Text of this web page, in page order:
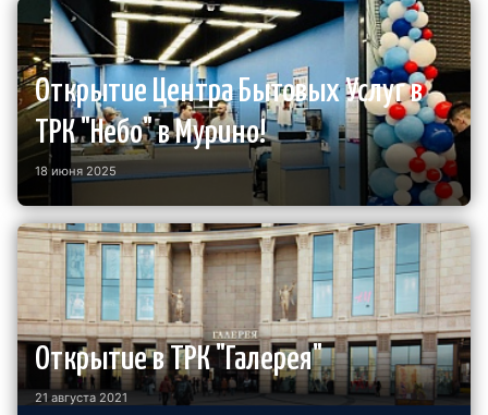
Открытие Центра Бытовых Услуг в
ТРК "Небо" в Мурино!
18 июня 2025
Открытие в ТРК "Галерея"
21 августа 2021